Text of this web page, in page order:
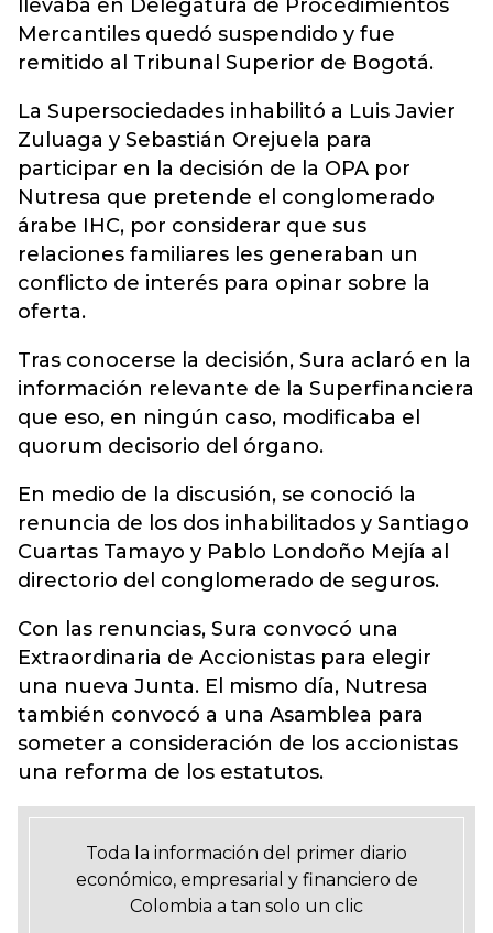
llevaba en Delegatura de Procedimientos
Mercantiles quedó suspendido y fue
remitido al Tribunal Superior de Bogotá.
La Supersociedades inhabilitó a Luis Javier
Zuluaga y Sebastián Orejuela para
participar en la decisión de la OPA por
Nutresa que pretende el conglomerado
árabe IHC, por considerar que sus
relaciones familiares les generaban un
conflicto de interés para opinar sobre la
oferta.
Tras conocerse la decisión, Sura aclaró en la
información relevante de la Superfinanciera
que eso, en ningún caso, modificaba el
quorum decisorio del órgano.
En medio de la discusión, se conoció la
renuncia de los dos inhabilitados y Santiago
Cuartas Tamayo y Pablo Londoño Mejía al
directorio del conglomerado de seguros.
Con las renuncias, Sura convocó una
Extraordinaria de Accionistas para elegir
una nueva Junta. El mismo día, Nutresa
también convocó a una Asamblea para
someter a consideración de los accionistas
una reforma de los estatutos.
Toda la información del primer diario
económico, empresarial y financiero de
Colombia a tan solo un clic